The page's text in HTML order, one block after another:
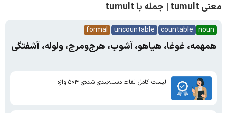
معنی tumult | جمله با tumult
noun
countable
uncountable
formal
همهمه، غوغا، هیاهو، آشوب، هرج‌ومرج، ولوله، آشفتگی
لیست کامل لغات دسته‌بندی شده‌ی ۵۰۴ واژه